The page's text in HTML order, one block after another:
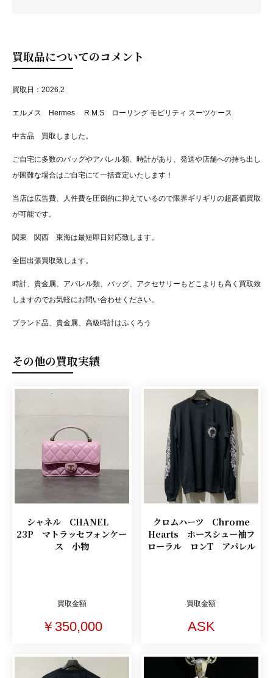
買取品についてのコメント
買取日：2026.2
エルメス Hermes R.M.S ローリング モビリティ スーツケース
中古品 買取しました。
ご自宅に多数のバッグやアパレル類、時計があり、発送や店舗への持ち出し
が困難な場合はご自宅にて一括査定いたします！
当店は広告費、人件費を圧倒的に抑えているので限界ギリギリの超高価買取
が可能です。
関東 関西 東海は最短即日対応致します。
全国出張買取致します。
時計、貴金属、アパレル類、バッグ、アクセサリーもどこよりも高く買取致
しますのでお気軽にお問い合わせください。
ブランド品、貴金属、高級時計はふくろう
その他の買取実績
シャネル CHANEL
23P マトラッセフォンケー
ス 小物
買取金額
￥350,000
クロムハーツ Chrome
Hearts ホースシュー袖フ
ローラル ロンT アパレル
買取金額
ASK